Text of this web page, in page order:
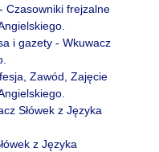
Czasowniki frejzalne
i gazety - Wkuwacz
Zawód, Zajęcie
Słówek z Języka
z Języka